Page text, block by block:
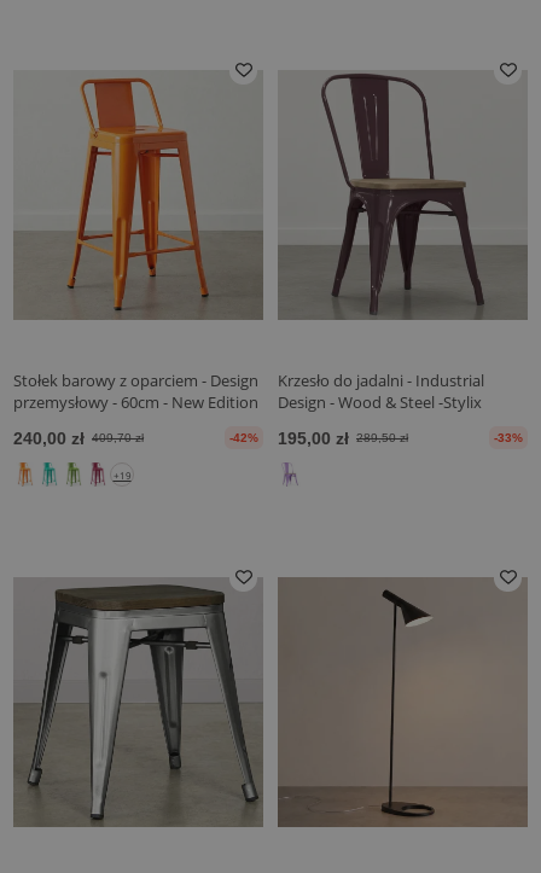
Stołek barowy z oparciem - Design
przemysłowy - 60cm - New Edition
240,00 zł 409,70 zł -42%
+19
Krzesło do jadalni - Industrial
Design - Wood & Steel -Stylix
195,00 zł 289,50 zł -33%